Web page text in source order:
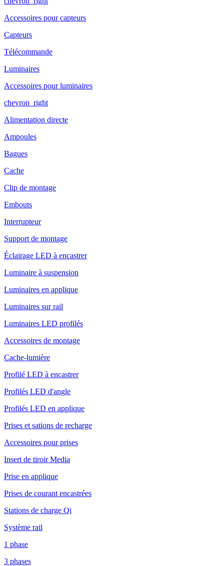
Accessoires pour capteurs
Capteurs
Télécommande
Luminaires
Accessoires pour luminaires
chevron_right
Alimentation directe
Ampoules
Bagues
Cache
Clip de montage
Embouts
Interrupteur
Support de montage
Éclairage LED à encastrer
Luminaire à suspension
Luminaires en applique
Luminaires sur rail
Luminaires LED profilés
Accessoires de montage
Cache-lumière
Profilé LED à encastrer
Profilés LED d'angle
Profilés LED en applique
Prises et sations de recharge
Accessoires pour prises
Insert de tiroir Media
Prise en applique
Prises de courant encastrées
Stations de charge Qi
Système rail
1 phase
3 phases